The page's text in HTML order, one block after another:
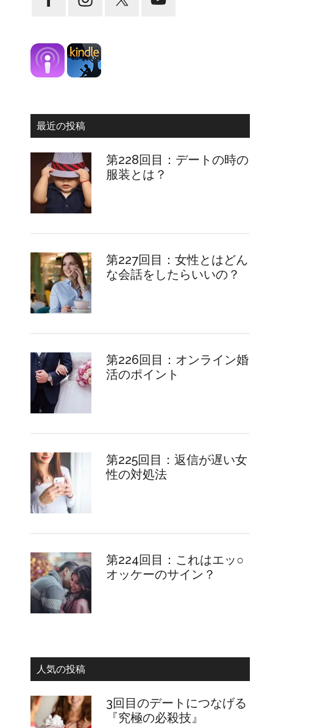
最近の投稿
第228回目：デートの時の
服装とは？
第227回目：女性とはどん
な会話をしたらいいの？
第226回目：オンライン婚
活のポイント
第225回目：返信が遅い女
性の対処法
第224回目：これはエッ○
オッケーのサイン？
人気の投稿
3回目のデートにつなげる
『究極の必殺技』